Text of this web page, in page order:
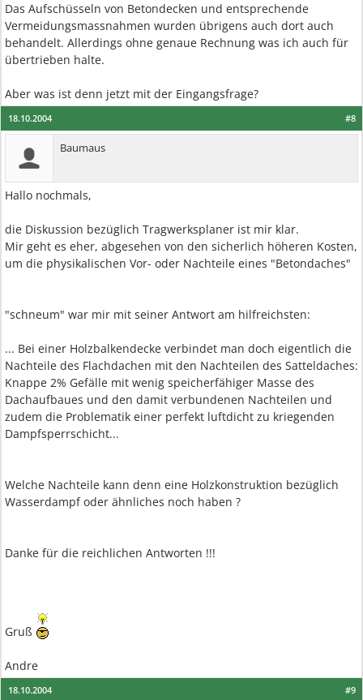
Das Aufschüsseln von Betondecken und entsprechende
Vermeidungsmassnahmen wurden übrigens auch dort auch
behandelt. Allerdings ohne genaue Rechnung was ich auch für
übertrieben halte.
Aber was ist denn jetzt mit der Eingangsfrage?
#8
18.10.2004
Baumaus
Hallo nochmals,
die Diskussion bezüglich Tragwerksplaner ist mir klar.
Mir geht es eher, abgesehen von den sicherlich höheren Kosten,
um die physikalischen Vor- oder Nachteile eines "Betondaches"
"schneum" war mir mit seiner Antwort am hilfreichsten:
... Bei einer Holzbalkendecke verbindet man doch eigentlich die
Nachteile des Flachdachen mit den Nachteilen des Satteldaches:
Knappe 2% Gefälle mit wenig speicherfähiger Masse des
Dachaufbaues und den damit verbundenen Nachteilen und
zudem die Problematik einer perfekt luftdicht zu kriegenden
Dampfsperrschicht...
Welche Nachteile kann denn eine Holzkonstruktion bezüglich
Wasserdampf oder ähnliches noch haben ?
Danke für die reichlichen Antworten !!!
Gruß
Andre
#9
18.10.2004